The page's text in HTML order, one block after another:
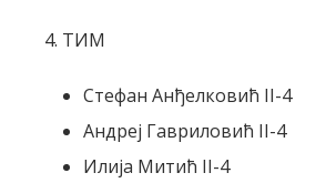
4. ТИМ
Стефан Анђелковић II-4
Андреј Гавриловић II-4
Илија Митић II-4